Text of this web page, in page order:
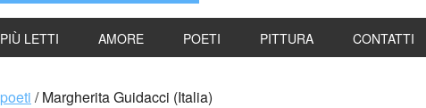
PIÙ LETTI AMORE POETI PITTURA CONTATTI
poeti /Margherita Guidacci (Italia)